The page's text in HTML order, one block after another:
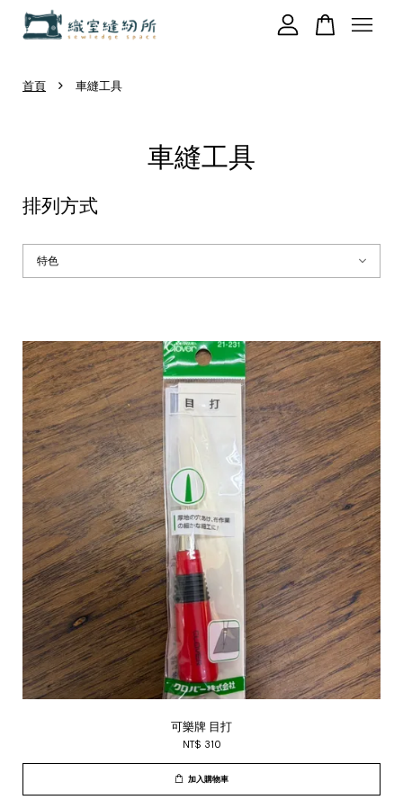
首頁 › 車縫工具
車縫工具
排列方式
可樂牌 目打
NT$ 310
加入購物車
您的購物車目前還是空的。
繼續購物